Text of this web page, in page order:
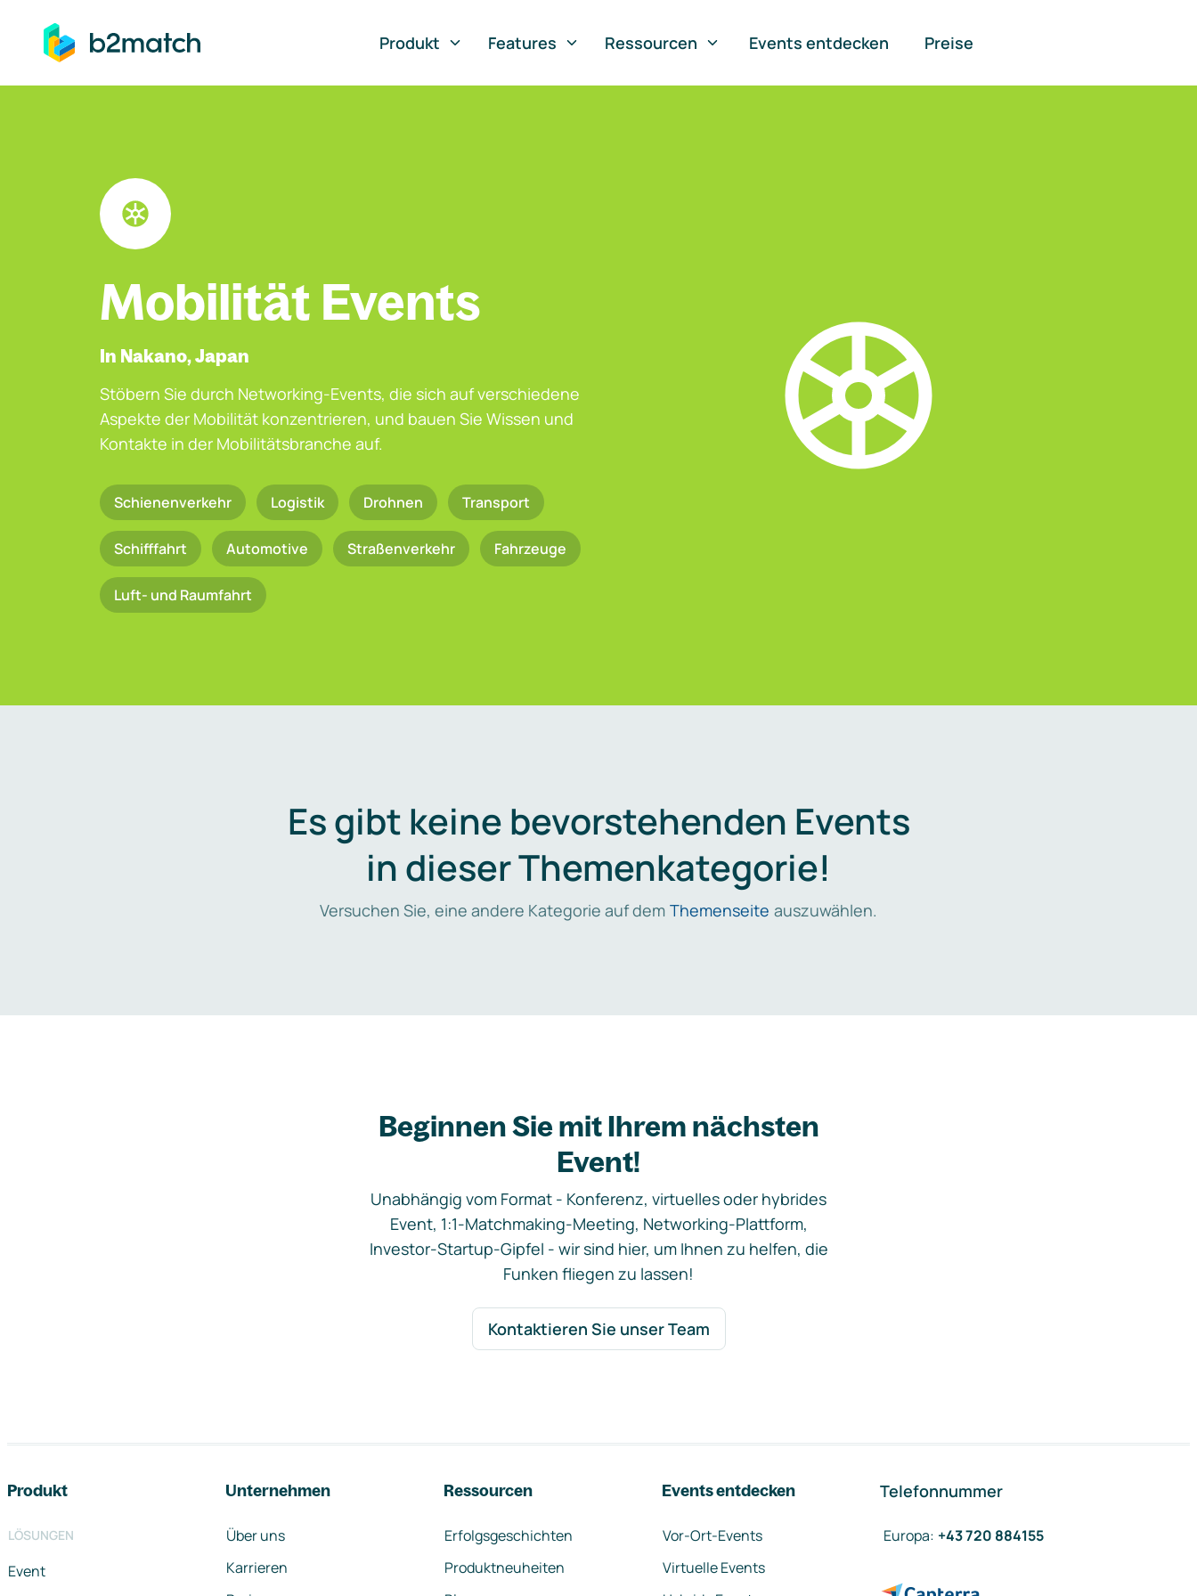
springen
Produkt
Features Ressourcen Events entdecken Preise
Mobilität Events
In Nakano, Japan
Stöbern Sie durch Networking-Events, die sich auf verschiedene
Aspekte der Mobilität konzentrieren, und bauen Sie Wissen und
Kontakte in der Mobilitätsbranche auf.
Schienenverkehr Logistik Drohnen Transport
Schifffahrt Automotive Straßenverkehr Fahrzeuge
Luft- und Raumfahrt
Es gibt keine bevorstehenden Events
in dieser Themenkategorie!
Versuchen Sie, eine andere Kategorie auf dem Themenseite auszuwählen.
Beginnen Sie mit Ihrem nächsten
Event!
Unabhängig vom Format - Konferenz, virtuelles oder hybrides
Event, 1:1-Matchmaking-Meeting, Networking-Plattform,
Investor-Startup-Gipfel - wir sind hier, um Ihnen zu helfen, die
Funken fliegen zu lassen!
Kontaktieren Sie unser Team
Produkt
LÖSUNGEN
Event
Unternehmen
Über uns
Karrieren
Ressourcen
Erfolgsgeschichten
Produktneuheiten
Events entdecken
Vor-Ort-Events
Virtuelle Events
Telefonnummer
Europa: +43 720 884155